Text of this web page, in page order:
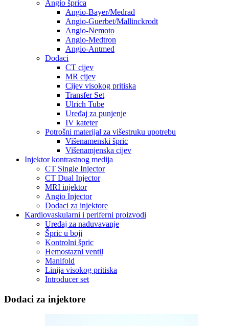
Angio šprica
Angio-Bayer/Medrad
Angio-Guerbet/Mallinckrodt
Angio-Nemoto
Angio-Medtron
Angio-Antmed
Dodaci
CT cijev
MR cijev
Cijev visokog pritiska
Transfer Set
Ulrich Tube
Uređaj za punjenje
IV kateter
Potrošni materijal za višestruku upotrebu
Višenamenski špric
Višenamjenska cijev
Injektor kontrastnog medija
CT Single Injector
CT Dual Injector
MRI injektor
Angio Injector
Dodaci za injektore
Kardiovaskularni i periferni proizvodi
Uređaj za naduvavanje
Špric u boji
Kontrolni špric
Hemostazni ventil
Manifold
Linija visokog pritiska
Introducer set
Dodaci za injektore